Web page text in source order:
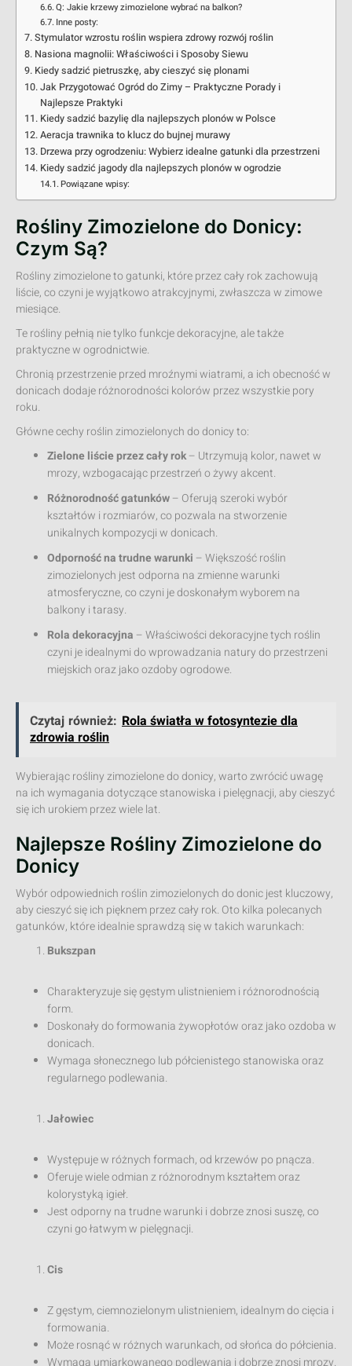
Q: Jakie krzewy zimozielone wybrać na balkon?
Inne posty:
Stymulator wzrostu roślin wspiera zdrowy rozwój roślin
Nasiona magnolii: Właściwości i Sposoby Siewu
Kiedy sadzić pietruszkę, aby cieszyć się plonami
Jak Przygotować Ogród do Zimy – Praktyczne Porady i
Najlepsze Praktyki
Kiedy sadzić bazylię dla najlepszych plonów w Polsce
Aeracja trawnika to klucz do bujnej murawy
Drzewa przy ogrodzeniu: Wybierz idealne gatunki dla przestrzeni
Kiedy sadzić jagody dla najlepszych plonów w ogrodzie
Powiązane wpisy:
Rośliny Zimozielone do Donicy:
Czym Są?
Rośliny zimozielone to gatunki, które przez cały rok zachowują
liście, co czyni je wyjątkowo atrakcyjnymi, zwłaszcza w zimowe
miesiące.
Te rośliny pełnią nie tylko funkcje dekoracyjne, ale także
praktyczne w ogrodnictwie.
Chronią przestrzenie przed mroźnymi wiatrami, a ich obecność w
donicach dodaje różnorodności kolorów przez wszystkie pory
roku.
Główne cechy roślin zimozielonych do donicy to:
Zielone liście przez cały rok– Utrzymują kolor, nawet w
mrozy, wzbogacając przestrzeń o żywy akcent.
Różnorodność gatunków– Oferują szeroki wybór
kształtów i rozmiarów, co pozwala na stworzenie
unikalnych kompozycji w donicach.
Odporność na trudne warunki – Większość roślin
zimozielonych jest odporna na zmienne warunki
atmosferyczne, co czyni je doskonałym wyborem na
balkony i tarasy.
Rola dekoracyjna – Właściwości dekoracyjne tych roślin
czyni je idealnymi do wprowadzania natury do przestrzeni
miejskich oraz jako ozdoby ogrodowe.
Czytaj również: Rola światła w fotosyntezie dla
zdrowia roślin
Wybierając rośliny zimozielone do donicy, warto zwrócić uwagę
na ich wymagania dotyczące stanowiska i pielęgnacji, aby cieszyć
się ich urokiem przez wiele lat.
Najlepsze Rośliny Zimozielone do
Donicy
Wybór odpowiednich roślin zimozielonych do donic jest kluczowy,
aby cieszyć się ich pięknem przez cały rok. Oto kilka polecanych
gatunków, które idealnie sprawdzą się w takich warunkach:
Bukszpan
Charakteryzuje się gęstym ulistnieniem i różnorodnością
form.
Doskonały do formowania żywopłotów oraz jako ozdoba w
donicach.
Wymaga słonecznego lub półcienistego stanowiska oraz
regularnego podlewania.
Jałowiec
Występuje w różnych formach, od krzewów po pnącza.
Oferuje wiele odmian z różnorodnym kształtem oraz
kolorystyką igieł.
Jest odporny na trudne warunki i dobrze znosi suszę, co
czyni go łatwym w pielęgnacji.
Cis
Z gęstym, ciemnozielonym ulistnieniem, idealnym do cięcia i
formowania.
Może rosnąć w różnych warunkach, od słońca do półcienia.
Wymaga umiarkowanego podlewania i dobrze znosi mrozy.